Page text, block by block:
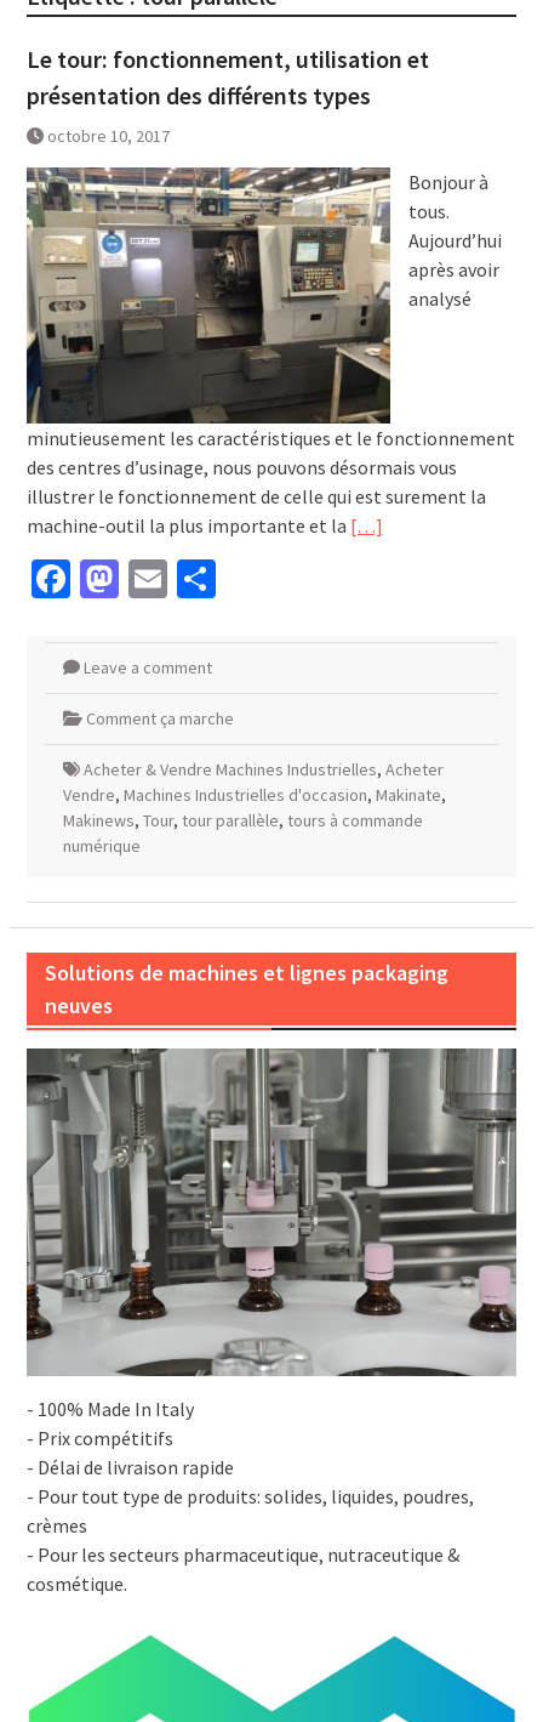
Le tour: fonctionnement, utilisation et
présentation des différents types
octobre 10, 2017
Bonjour à
tous.
Aujourd’hui
après avoir
analysé
minutieusement les caractéristiques et le fonctionnement
des centres d’usinage, nous pouvons désormais vous
illustrer le fonctionnement de celle qui est surement la
machine-outil la plus importante et la […]
Facebook
Mastodon
EmailPartager
Leave a comment
Comment ça marche
Acheter & Vendre Machines Industrielles, Acheter
Vendre, Machines Industrielles d'occasion, Makinate,
Makinews, Tour, tour parallèle, tours à commande
numérique
Solutions de machines et lignes packaging
neuves
- 100% Made In Italy
- Prix compétitifs
- Délai de livraison rapide
- Pour tout type de produits: solides, liquides, poudres,
crèmes
- Pour les secteurs pharmaceutique, nutraceutique &
cosmétique.